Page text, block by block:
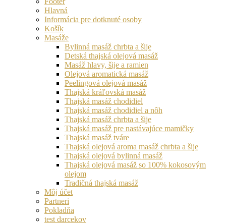
Hlavná
Informácia pre dotknuté osoby
Košík
Masáže
Bylinná masáž chrbta a šije
Detská thajská olejová masáž
Masáž hlavy, šije a ramien
Olejová aromatická masáž
Peelingová olejová masáž
Thajská kráľovská masáž
Thajská masáž chodidiel
Thajská masáž chodidiel a nôh
Thajská masáž chrbta a šije
Thajská masáž pre nastávajúce mamičky
Thajská masáž tváre
Thajská olejová aroma masáž chrbta a šije
Thajská olejová bylinná masáž
Thajská olejová masáž so 100% kokosovým
olejom
Tradičná thajská masáž
Môj účet
Partneri
Pokladňa
test darcekov